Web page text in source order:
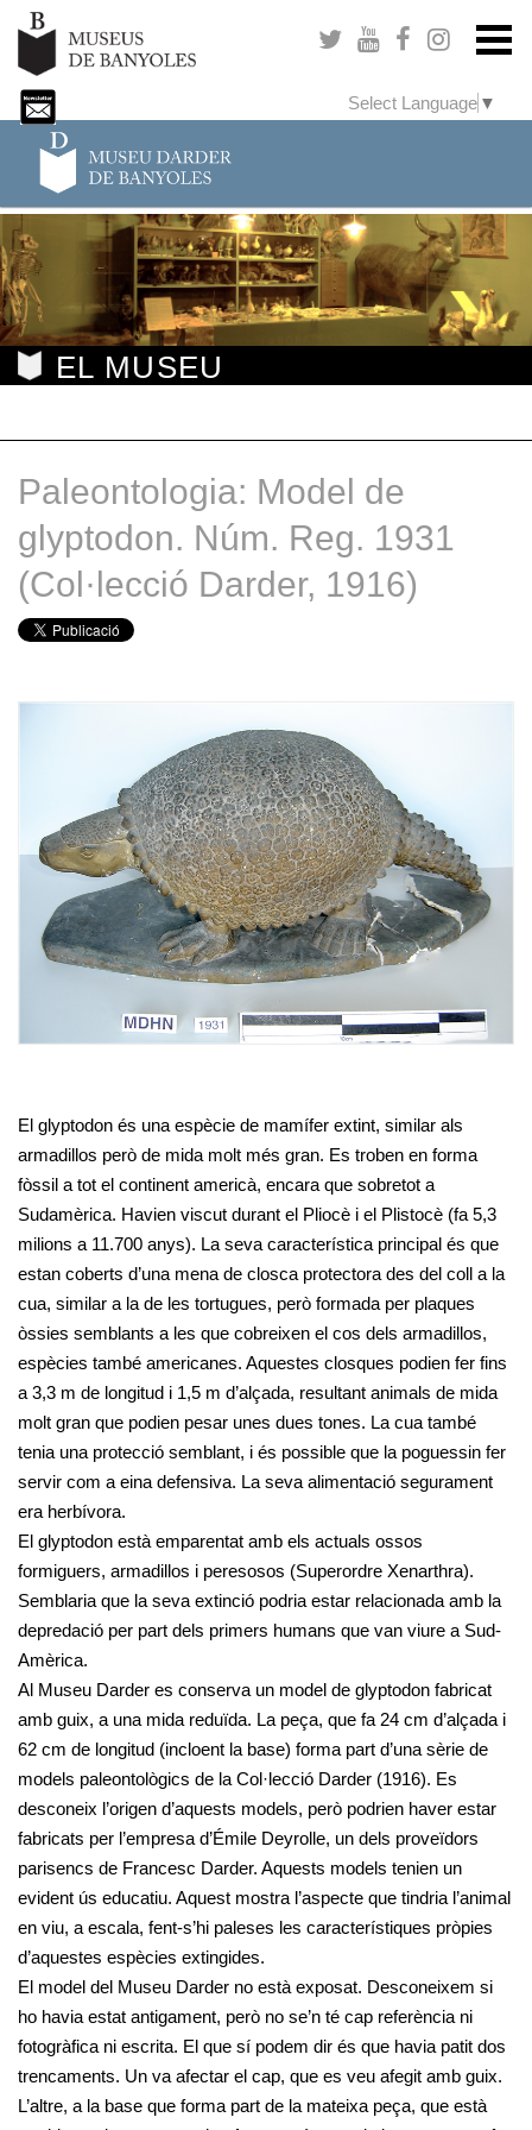
Select Language ▼
EL MUSEU
Paleontologia: Model de
glyptodon. Núm. Reg. 1931
(Col·lecció Darder, 1916)
El glyptodon és una espècie de mamífer extint, similar als
armadillos però de mida molt més gran. Es troben en forma
fòssil a tot el continent americà, encara que sobretot a
Sudamèrica. Havien viscut durant el Pliocè i el Plistocè (fa 5,3
milions a 11.700 anys). La seva característica principal és que
estan coberts d’una mena de closca protectora des del coll a la
cua, similar a la de les tortugues, però formada per plaques
òssies semblants a les que cobreixen el cos dels armadillos,
espècies també americanes. Aquestes closques podien fer fins
a 3,3 m de longitud i 1,5 m d’alçada, resultant animals de mida
molt gran que podien pesar unes dues tones. La cua també
tenia una protecció semblant, i és possible que la poguessin fer
servir com a eina defensiva. La seva alimentació segurament
era herbívora.
El glyptodon està emparentat amb els actuals ossos
formiguers, armadillos i peresosos (Superordre Xenarthra).
Semblaria que la seva extinció podria estar relacionada amb la
depredació per part dels primers humans que van viure a Sud-
Amèrica.
Al Museu Darder es conserva un model de glyptodon fabricat
amb guix, a una mida reduïda. La peça, que fa 24 cm d’alçada i
62 cm de longitud (incloent la base) forma part d’una sèrie de
models paleontològics de la Col·lecció Darder (1916). Es
desconeix l’origen d’aquests models, però podrien haver estar
fabricats per l’empresa d’Émile Deyrolle, un dels proveïdors
parisencs de Francesc Darder. Aquests models tenien un
evident ús educatiu. Aquest mostra l’aspecte que tindria l’animal
en viu, a escala, fent-s’hi paleses les característiques pròpies
d’aquestes espècies extingides.
El model del Museu Darder no està exposat. Desconeixem si
ho havia estat antigament, però no se’n té cap referència ni
fotogràfica ni escrita. El que sí podem dir és que havia patit dos
trencaments. Un va afectar el cap, que es veu afegit amb guix.
L’altre, a la base que forma part de la mateixa peça, que està